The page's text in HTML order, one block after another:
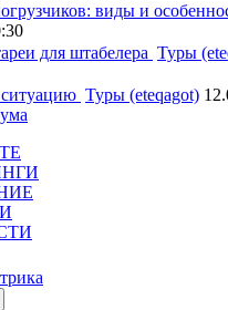
виды и
для штабелера Туры
Туры (eteqagot)